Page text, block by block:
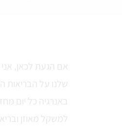
אם הגעת לכאן,
שלנו על הבריאות
באנרגיה כל יום
למשקל מאוזן